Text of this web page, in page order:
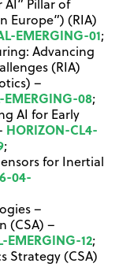
Pillar of
Europe”) (RIA)
EMERGING-01;
Advancing
(RIA)
–
08;
AI for Early
HORIZON-CL4-
;
for Inertial
04-
–
(CSA) –
EMERGING-12;
Strategy (CSA)